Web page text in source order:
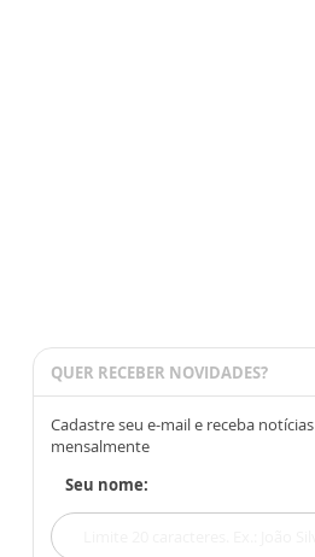
QUER RECEBER NOVIDADES?
Cadastre seu e-mail e receba notícias
mensalmente
Seu nome: